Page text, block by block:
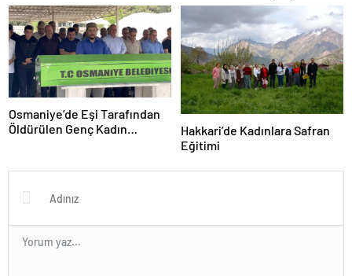
Osmaniye’de Eşi Tarafından
Öldürülen Genç Kadın
Hakkari’de Kadınlara Safran
Eğitimi